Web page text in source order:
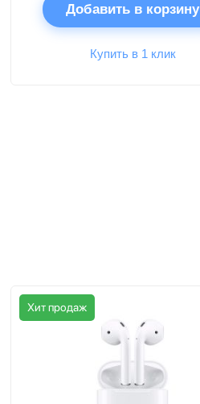
Добавить в корзину
Купить в 1 клик
Хит продаж